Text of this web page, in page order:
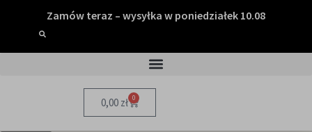
Zamów teraz – wysyłka w poniedziałek 10.08
0,00 zł 0